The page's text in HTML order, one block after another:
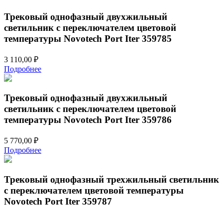
Трековый однофазный двухжильный
светильник с переключателем цветовой
температуры Novotech Port Iter 359785
3 110,00 ₽
Подробнее
Трековый однофазный двухжильный
светильник с переключателем цветовой
температуры Novotech Port Iter 359786
5 770,00 ₽
Подробнее
Трековый однофазный трехжильный светильник
с переключателем цветовой температуры
Novotech Port Iter 359787